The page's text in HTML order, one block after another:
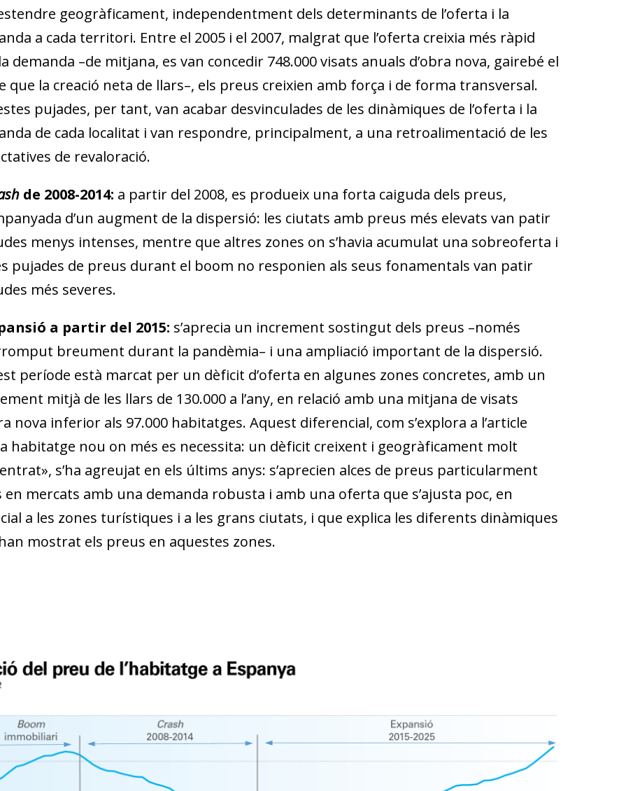
window)
geogràficament, independentment dels determinants de l’oferta i la
a cada territori. Entre el 2005 i el 2007, malgrat que l’oferta creixia més ràpid
demanda –de mitjana, es van concedir 748.000 visats anuals d’obra nova, gairebé el
que la creació neta de llars–, els preus creixien amb força i de forma transversal.
pujades, per tant, van acabar desvinculades de les dinàmiques de l’oferta i la
de cada localitat i van respondre, principalment, a una retroalimentació de les
de revaloració.
de 2008-2014: a partir del 2008, es produeix una forta caiguda dels preus,
d’un augment de la dispersió: les ciutats amb preus més elevats van patir
menys intenses, mentre que altres zones on s’havia acumulat una sobreoferta i
pujades de preus durant el boom no responien als seus fonamentals van patir
més severes.
a partir del 2015: s’aprecia un increment sostingut dels preus –només
breument durant la pandèmia– i una ampliació important de la dispersió.
període està marcat per un dèficit d’oferta en algunes zones concretes, amb un
mitjà de les llars de 130.000 a l’any, en relació amb una mitjana de visats
nova inferior als 97.000 habitatges. Aquest diferencial, com s’explora a l’article
habitatge nou on més es necessita: un dèficit creixent i geogràficament molt
s’ha agreujat en els últims anys: s’aprecien alces de preus particularment
mercats amb una demanda robusta i amb una oferta que s’ajusta poc, en
a les zones turístiques i a les grans ciutats, i que explica les diferents dinàmiques
mostrat els preus en aquestes zones.